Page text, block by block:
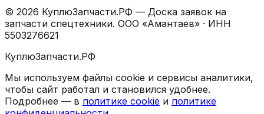
© 2026 КуплюЗапчасти.РФ — Доска заявок на
запчасти спецтехники. ООО «Амантаев» · ИНН
5503276621
КуплюЗапчасти.РФ
Мы используем файлы cookie и сервисы аналитики,
чтобы сайт работал и становился удобнее.
Подробнее — в политике cookie и политике